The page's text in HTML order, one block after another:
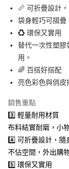
Google Pay
AFTEE先享後付
相關說明
【關於「AFTEE先享
AFTEE先享後付是
１．簡單：不需註冊
２．便利：只要手機
１．於結帳方式選擇
結帳頁面，進行簡訊
２．訂單成立數日內
３．收到繳費通知簡
ATM／網路銀行／等
※ 請注意：結帳手續
即享券
運送方式
每筆NT$65，滿
付款後全家取貨
每筆NT$65，滿
萊爾富取貨付款
📏 可折疊設計
袋身輕巧可摺疊
♻️ 環保又實用
替代一次性塑膠
用。
🌈 百搭好搭配
亮色彩色與俏皮
銷售重點
3️⃣ 輕量耐用材質
布料結實耐磨，小
4️⃣ 可折疊設計，隨
不佔空間，外出購
5️⃣ 環保又實用